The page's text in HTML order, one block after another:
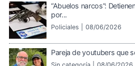
“Abuelos narcos”:
por...
Policiales | 08/06/2026
Pareja de youtubers que